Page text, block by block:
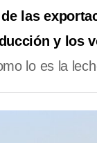
las
y los
lo es la